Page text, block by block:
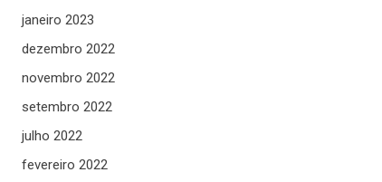
janeiro 2023
dezembro 2022
novembro 2022
setembro 2022
julho 2022
fevereiro 2022